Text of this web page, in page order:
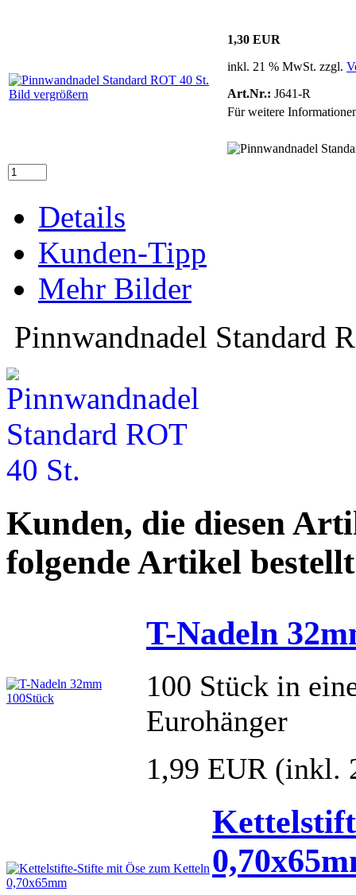
Bild vergrößern
1,30 EUR
inkl. 21 % MwSt. zzgl.
Art.Nr.: J641-R
Für weitere
Details
Kunden-Tipp
Mehr Bilder
Pinnwandnadel Standard
Kunden, die diesen
folgende Artikel
T-Nadeln
100 Stück in
Eurohänger
1,99 EUR (inkl.